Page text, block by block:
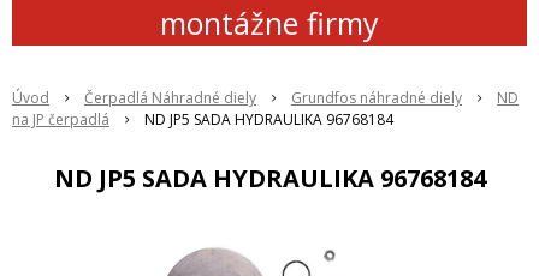
montážne firmy
Úvod Čerpadlá Náhradné diely Grundfos náhradné diely
ND
na JP čerpadlá
ND JP5 SADA HYDRAULIKA 96768184
ND JP5 SADA HYDRAULIKA 96768184